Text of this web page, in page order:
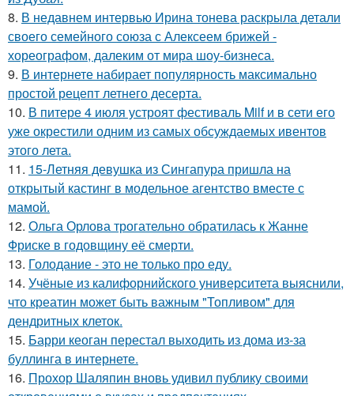
8. В недавнем интервью Ирина тонева раскрыла детали
своего семейного союза с Алексеем брижей -
хореографом, далеким от мира шоу-бизнеса.
9. В интернете набирает популярность максимально
простой рецепт летнего десерта.
10. В питере 4 июля устроят фестиваль Milf и в сети его
уже окрестили одним из самых обсуждаемых ивентов
этого лета.
11. 15-Летняя девушка из Сингапура пришла на
открытый кастинг в модельное агентство вместе с
мамой.
12. Ольга Орлова трогательно обратилась к Жанне
Фриске в годовщину её смерти.
13. Голодание - это не только про еду.
14. Учёные из калифорнийского университета выяснили,
что креатин может быть важным "Топливом" для
дендритных клеток.
15. Барри кеоган перестал выходить из дома из-за
буллинга в интернете.
16. Прохор Шаляпин вновь удивил публику своими